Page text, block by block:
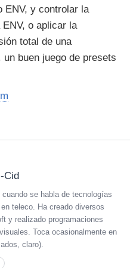
ENV, y controlar la
o aplicar la
total de una
buen juego de presets
Cid
cuando se habla de tecnologías
teleco. Ha creado diversos
y realizado programaciones
Toca ocasionalmente en
claro).